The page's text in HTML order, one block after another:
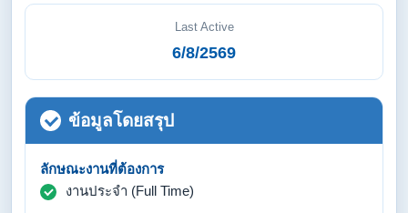
Last Active
6/8/2569
ข้อมูลโดยสรุป
ลักษณะงานที่ต้องการ
งานประจำ (Full Time)